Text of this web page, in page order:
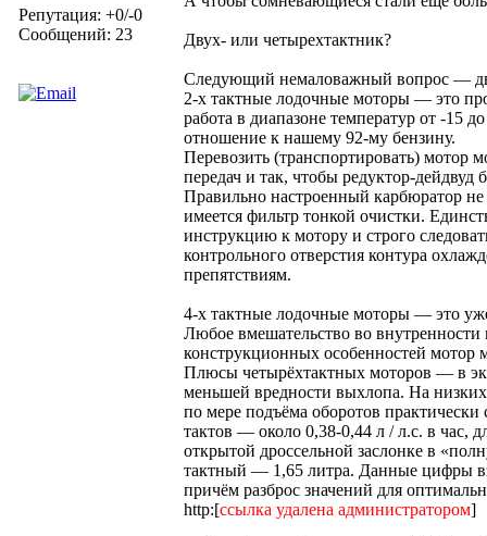
Репутация: +0/-0
Сообщений: 23
Двух- или четырехтактник?
Следующий немаловажный вопрос —
2-х тактные лодочные моторы — это
работа в диапазоне температур от -
отношение к нашему 92-му бензину.
Перевозить (транспортировать)
передач и так, чтобы редуктор-
Правильно настроенный карбюратор не
имеется фильтр тонкой очистки.
инструкцию к мотору и строго
контрольного отверстия контура
препятствиям.
4-х тактные лодочные моторы — это
Любое вмешательство во внутренности
конструкционных особенностей мотор
Плюсы четырёхтактных моторов — в
меньшей вредности выхлопа. На
по мере подъёма оборотов
тактов — около 0,38-0,44 л / л.с. в час,
открытой дроссельной заслонке в
тактный — 1,65 литра. Данные цифры
причём разброс значений для
http:[ссылка удалена администратором]